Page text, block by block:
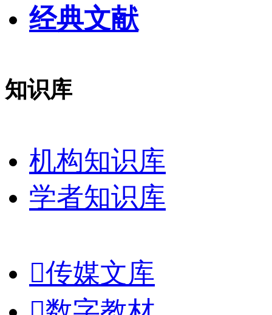
经典文献
知识库
机构知识库
学者知识库
传媒文库